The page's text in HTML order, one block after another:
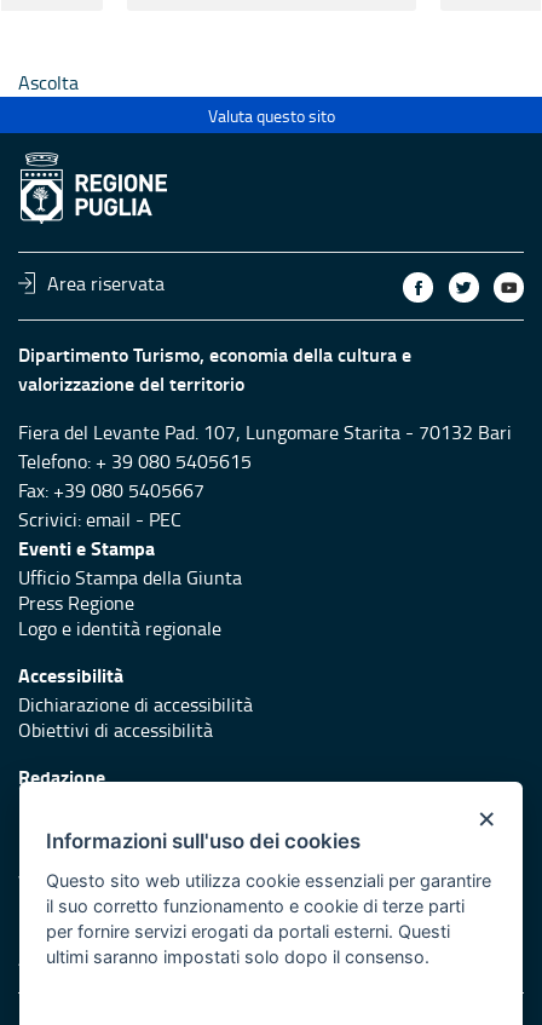
Ascolta
Valuta questo sito
Area riservata
Dipartimento Turismo, economia della cultura e
valorizzazione del territorio
Fiera del Levante Pad. 107, Lungomare Starita - 70132 Bari
Telefono: + 39 080 5405615
Fax: +39 080 5405667
Scrivici:email - PEC
Eventi e Stampa
Ufficio Stampa della Giunta
Press Regione
Logo e identità regionale
Accessibilità
Dichiarazione di accessibilità
Obiettivi di accessibilità
Redazione
Protezione civile
Vai al sito di Protezione Civile Puglia
Iniziativa finanziata con risorse del POR Puglia 2014/2020 -
Asse XI
×
Informazioni sull'uso dei cookies
Questo sito web utilizza cookie essenziali per garantire
il suo corretto funzionamento e cookie di terze parti
per fornire servizi erogati da portali esterni. Questi
ultimi saranno impostati solo dopo il consenso.